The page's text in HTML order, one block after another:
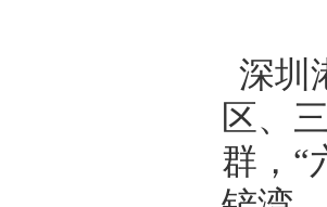
深圳
区、
群，“